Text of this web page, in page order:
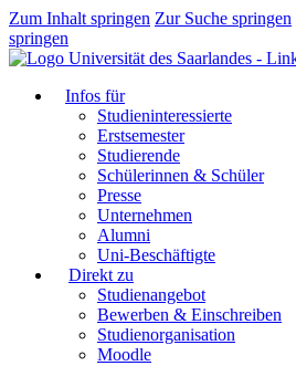
Zum Inhalt springen Zur Suche springen
springen
Infos für
Studieninteressierte
Erstsemester
Studierende
Schülerinnen & Schüler
Presse
Unternehmen
Alumni
Uni-Beschäftigte
Direkt zu
Studienangebot
Bewerben & Einschreiben
Studienorganisation
Moodle